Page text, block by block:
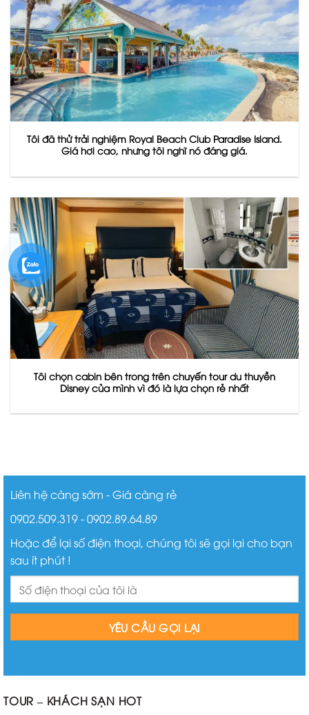
Tôi đã thử trải nghiệm Royal Beach Club Paradise Island.
Giá hơi cao, nhưng tôi nghĩ nó đáng giá.
Tôi chọn cabin bên trong trên chuyến tour du thuyền
Disney của mình vì đó là lựa chọn rẻ nhất
Liên hệ càng sớm - Giá càng rẻ
0902.509.319 - 0902.89.64.89
Hoặc để lại số điện thoại, chúng tôi sẽ gọi lại cho bạn
sau ít phút !
TOUR – KHÁCH SẠN HOT